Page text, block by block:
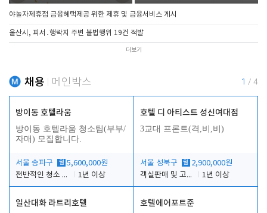
야놀자제휴점 금융혜택제공 위한 제휴 및 금융서비스 게시
울산시, 피서․행락지 주변 불법행위 19건 적발
더보기
채용 메인박스 1 / 4
방이동 호텔라움
방이동 호텔라움 청소팀(부부/
자매) 모집합니다.
서울 송파구 월 5,600,000원
전반적인 청소 업무(객실청소.객실정리)
1년 이상
호텔 디 아티스트 성신여대점
3교대 프론트(격,비,비)
서울 성북구 월 2,900,000원
객실판매 및 고객응대
1년 이상
일산대화 라트리호텔 호텔에어포트준